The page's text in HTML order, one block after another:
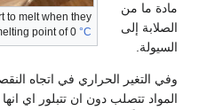
to melt when they
point of 0 °C
مادة ما من
الصلابة إلى
السيولة.
وفي التغير الحراري في اتجاه
المواد تتصلب دون ان تتبلور اي